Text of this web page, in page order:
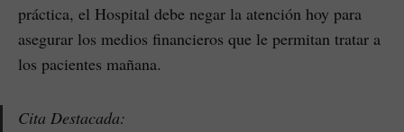
práctica, el Hospital debe negar la atención hoy para
asegurar los medios financieros que le permitan tratar a
los pacientes mañana.
Cita Destacada: